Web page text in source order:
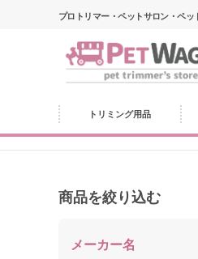
プロトリマー・ペットサロン・ペ
トリミング用品
商品を絞り込む
メーカー名